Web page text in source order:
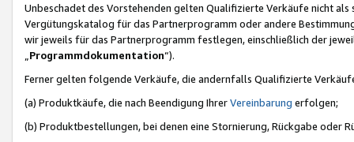
Unbeschadet des Vorstehenden gelten Qualifizierte Verkäufe nicht
Vergütungskatalog für das Partnerprogramm oder andere
wir jeweils für das Partnerprogramm festlegen, einschließlich der
Programmdokumentation“).
Ferner gelten folgende Verkäufe, die andernfalls Qualifizierte
(a) Produktkäufe, die nach Beendigung IhrerVereinbarung erfolgen;
(b) Produktbestellungen, bei denen eine Stornierung, Rückgabe oder